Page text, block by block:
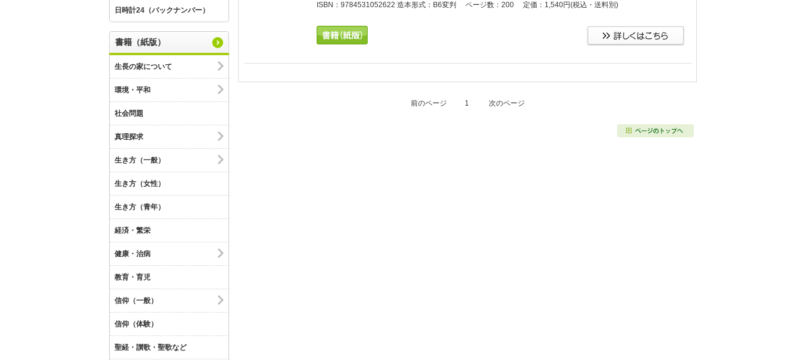
日時計24（バックナンバー）
書籍（紙版）
生長の家について
環境・平和
社会問題
真理探求
生き方（一般）
生き方（女性）
生き方（青年）
経済・繁栄
健康・治病
教育・育児
信仰（一般）
信仰（体験）
聖経・讃歌・聖歌など
ISBN：9784531052622 造本形式：B6変判 ページ数：200 定価：1,540円(税込・送料別)
前のページ 1 次のページ